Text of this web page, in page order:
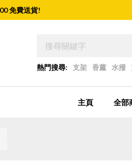
免費送貨!
熱門搜尋: 支架 香薰 水撥
主頁 全部